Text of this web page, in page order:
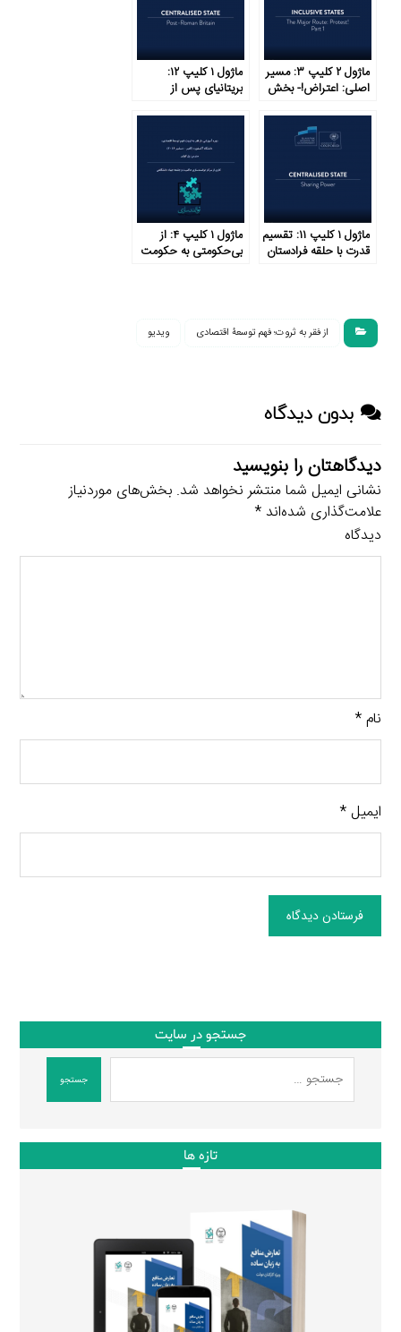
ماژول ۲ کلیپ ۳: مسیر
اصلی: اعتراض!- بخش
ماژول ۱ کلیپ ۱۲:
بریتانیای پس از
ماژول ۱ کلیپ ۱۱: تقسیم
قدرت با حلقه فرادستان
ماژول ۱ کلیپ ۴: از
بی‌حکومتی به حکومت
از فقر به ثروت؛ فهم توسعۀ اقتصادی ویدیو
بدون دیدگاه
دیدگاهتان را بنویسید
نشانی ایمیل شما منتشر نخواهد شد. بخش‌های موردنیاز
علامت‌گذاری شده‌اند*
دیدگاه
نام*
ایمیل*
فرستادن دیدگاه
جستجو در سایت
جستجو
تازه ها